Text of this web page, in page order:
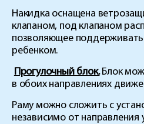
Накидка оснащена
клапаном, под клапаном
позволяющее поддерживать
ребенком.
Прогулочный блок.Блок
в обоих направлениях
Раму можно сложить с
независимо от направления